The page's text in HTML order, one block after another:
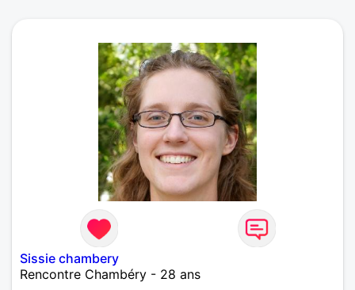
Sissie chambery
Rencontre Chambéry - 28 ans